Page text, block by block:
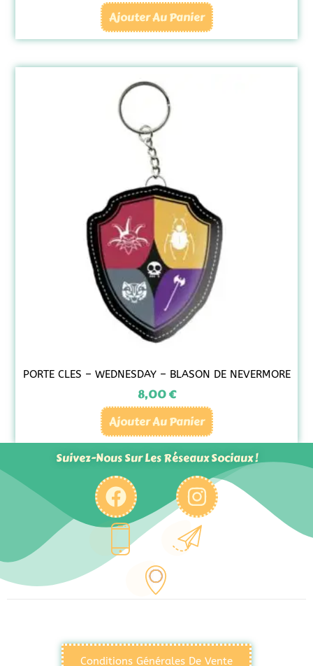
Ajouter Au Panier
PORTE CLES – WEDNESDAY – BLASON DE NEVERMORE
8,00€
Ajouter Au Panier
Suivez-Nous Sur Les Réseaux Sociaux !
Conditions Générales De Vente